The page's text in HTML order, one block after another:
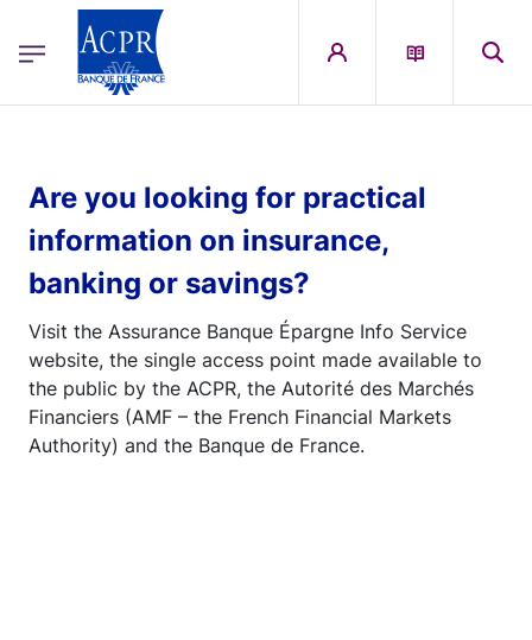
ACPR Menu Principal (English)
Are you looking for practical
information on insurance,
banking or savings?
Visit the Assurance Banque Épargne Info Service
website, the single access point made available to
the public by the ACPR, the Autorité des Marchés
Financiers (AMF – the French Financial Markets
Authority) and the Banque de France.